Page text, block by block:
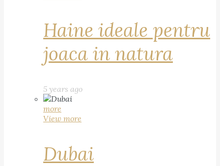
Haine ideale pentru
joaca in natura
5 years ago
more
View more
Dubai